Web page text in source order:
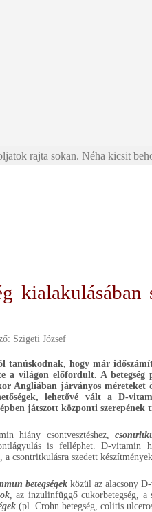
rajta sokan. Néha kicsit
Szigeti József
tanúskodnak, hogy már
a világon előfordult. A betegség
Angliában járványos
lehetővé vált a D-
játszott központi szerepének
hiány csontvesztéshez,
is felléphet. D-vitamin
a csontritkulásra szedett
betegségek közül az alacsony
, az inzulinfüggő cukorbetegség, a
(pl. Crohn betegség, colitis